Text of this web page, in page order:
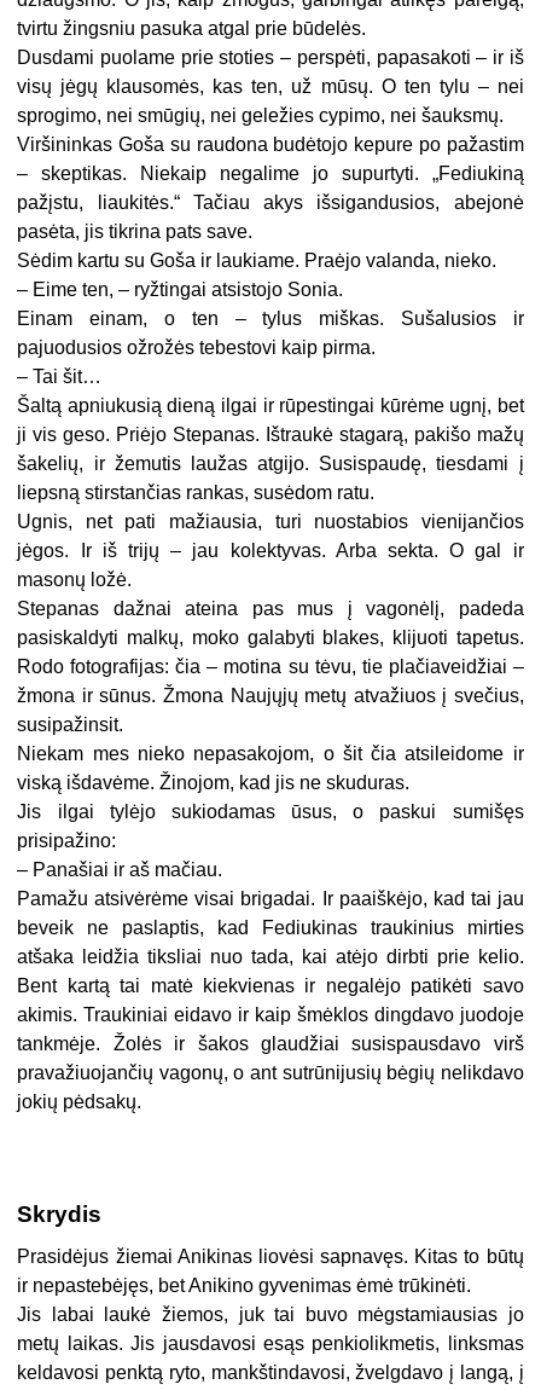
tvirtu žingsniu pasuka atgal prie būdelės.
Dusdami puolame prie stoties – perspėti, papasakoti – ir iš
visų jėgų klausomės, kas ten, už mūsų. O ten tylu – nei
sprogimo, nei smūgių, nei geležies cypimo, nei šauksmų.
Viršininkas Goša su raudona budėtojo kepure po pažastim
– skeptikas. Niekaip negalime jo supurtyti. „Fediukiną
pažįstu, liaukitės.“ Tačiau akys išsigandusios, abejonė
pasėta, jis tikrina pats save.
Sėdim kartu su Goša ir laukiame. Praėjo valanda, nieko.
– Eime ten, – ryžtingai atsistojo Sonia.
Einam einam, o ten – tylus miškas. Sušalusios ir
pajuodusios ožrožės tebestovi kaip pirma.
– Tai šit…
Šaltą apniukusią dieną ilgai ir rūpestingai kūrėme ugnį, bet
ji vis geso. Priėjo Stepanas. Ištraukė stagarą, pakišo mažų
šakelių, ir žemutis laužas atgijo. Susispaudę, tiesdami į
liepsną stirstančias rankas, susėdom ratu.
Ugnis, net pati mažiausia, turi nuostabios vienijančios
jėgos. Ir iš trijų – jau kolektyvas. Arba sekta. O gal ir
masonų ložė.
Stepanas dažnai ateina pas mus į vagonėlį, padeda
pasiskaldyti malkų, moko galabyti blakes, klijuoti tapetus.
Rodo fotografijas: čia – motina su tėvu, tie plačiaveidžiai –
žmona ir sūnus. Žmona Naujųjų metų atvažiuos į svečius,
susipažinsit.
Niekam mes nieko nepasakojom, o šit čia atsileidome ir
viską išdavėme. Žinojom, kad jis ne skuduras.
Jis ilgai tylėjo sukiodamas ūsus, o paskui sumišęs
prisipažino:
– Panašiai ir aš mačiau.
Pamažu atsivėrėme visai brigadai. Ir paaiškėjo, kad tai jau
beveik ne paslaptis, kad Fediukinas traukinius mirties
atšaka leidžia tiksliai nuo tada, kai atėjo dirbti prie kelio.
Bent kartą tai matė kiekvienas ir negalėjo patikėti savo
akimis. Traukiniai eidavo ir kaip šmėklos dingdavo juodoje
tankmėje. Žolės ir šakos glaudžiai susispausdavo virš
pravažiuojančių vagonų, o ant sutrūnijusių bėgių nelikdavo
jokių pėdsakų.
Skrydis
Prasidėjus žiemai Anikinas liovėsi sapnavęs. Kitas to būtų
ir nepastebėjęs, bet Anikino gyvenimas ėmė trūkinėti.
Jis labai laukė žiemos, juk tai buvo mėgstamiausias jo
metų laikas. Jis jausdavosi esąs penkiolikmetis, linksmas
keldavosi penktą ryto, mankštindavosi, žvelgdavo į langą, į